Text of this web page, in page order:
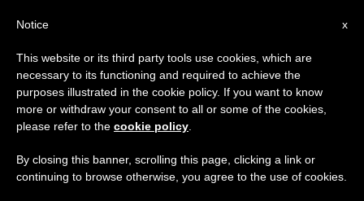
CHIESE LOCALI
x
Notice
This website or its third party tools use cookies, which are
necessary to its functioning and required to achieve the
purposes illustrated in the cookie policy. If you want to know
more or withdraw your consent to all or some of the cookies,
please refer to the cookie policy
By closing this banner, scrolling this page, clicking a link or
continuing to browse otherwise, you agree to the use of cookies.